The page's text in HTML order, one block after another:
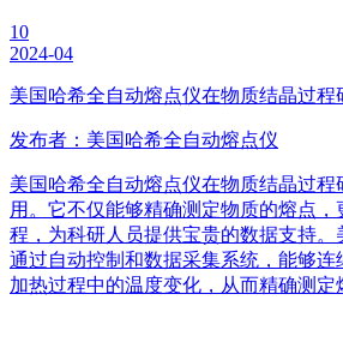
10
2024-04
美国哈希全自动熔点仪在物质结晶过程
发布者：美国哈希全自动熔点仪
美国哈希全自动熔点仪在物质结晶过
用。它不仅能够精确测定物质的熔点，
程，为科研人员提供宝贵的数据支持。
通过自动控制和数据采集系统，能够连
加热过程中的温度变化，从而精确测定